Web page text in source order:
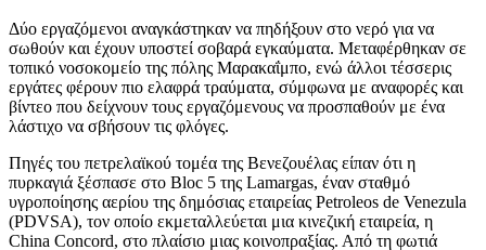
Δύο εργαζόμενοι αναγκάστηκαν να πηδήξουν στο νερό για να
σωθούν και έχουν υποστεί σοβαρά εγκαύματα. Μεταφέρθηκαν σε
τοπικό νοσοκομείο της πόλης Μαρακαΐμπο, ενώ άλλοι τέσσερις
εργάτες φέρουν πιο ελαφρά τραύματα, σύμφωνα με αναφορές και
βίντεο που δείχνουν τους εργαζόμενους να προσπαθούν με ένα
λάστιχο να σβήσουν τις φλόγες.
Πηγές του πετρελαϊκού τομέα της Βενεζουέλας είπαν ότι η
πυρκαγιά ξέσπασε στο Bloc 5 της Lamargas, έναν σταθμό
υγροποίησης αερίου της δημόσιας εταιρείας Petroleos de Venezula
(PDVSA), τον οποίο εκμεταλλεύεται μια κινεζική εταιρεία, η
China Concord, στο πλαίσιο μιας κοινοπραξίας. Από τη φωτιά